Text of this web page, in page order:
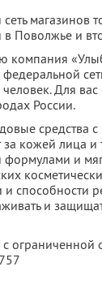
магазинов
Поволжье и
компания
Для
России.
средства
кожей лица и
и
и способности
и
ограниченной